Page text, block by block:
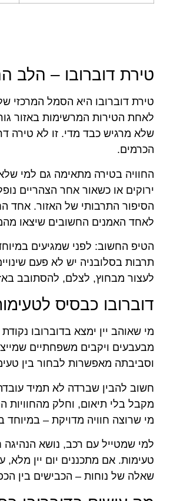
טירת דוברובו – הלב
טירת דוברובו היא הסמל המרכזי
לאחת הטירות המרשימות באזור
שלא מרגיש כבד מדי. זו לא טירה
הכרמים.
החוויה בטירה מתאימה גם למי
ירוקים או כשאור אחר הצהריים
הסיפור התרבותי של האזור. אחד
לאחד האמנים החשובים שיצאו
הטיפ החשוב: לפני שמגיעים
תרבות בסלובניה יש לא פעם
לעצור מבחוץ, לצלם, להסתובב
דוברובו כבסיס
מי שאוהב יין ימצא בדוברובו
מבעבעים ויקבים משפחתיים
וסביבתה מאפשרות לבחור בין
חשוב להבין שברדה לא תמיד
מקבל בלי תיאום, וחלק מהחוויות
מי שרוצה חוויה מדויקת –
למי שמטייל עם רכב, נושא
טעימות. אם מתכננים יום יין מלא,
שאלה של נוחות – הכבישים בין